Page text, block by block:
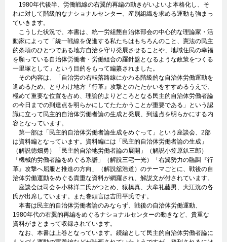
1980年代後半、労働戦線の右翼的再編の動きがいよいよ本格化し、そ
れに対して階級的なナショナルセンター、産別組織を求める運動も強まっ
ていきます。
こうした状況で、本書は、統一労組懇自治体部会の中心的な理論家・活
動家によって「統一戦線を促進する私たちはもちろんのこと、憲法の民主
的条項のひとつである地方自治を守り発展させることや、地域住民の幸福
を願っている自治体労働者・労働組合の羅針盤となるような政策をつくる
一里塚として」という目的をもって編纂されました。
その内容は、「自治労の右転落路線にかわる階級的な自治体労働運動を
進めるため、とりわけ地方『行革』攻撃とのたたかいをすすめるうえで、
極めて重要な位置を占め、理論的よりどころとなる民主的自治体労働者論
の今日までの到達点を明らかにしてたたかうことが重要である」という認
識に立って民主的自治体労働者論の生成と発展、到達点を明らかにする内
容となっています。
第一部は「民主的自治体労働者論生成をめぐって」という座談会、2部
は資料編となっています。資料編には「民主的自治体労働者論の生成」
（解説徳畑勇）「民主的自治地労働者論の展開」（解説小笠原釟三郎）
「機械的労働者論をめぐる系譜」（解説三宅一光）「右翼勢力の臨調『行
革』攻撃へ屈服と推進の方向」（解説舘浩道）のテーマごとに、戦後の自
治体労働運動をめぐる貴重な資料が網羅され、解説文が付されています。
座談会は司会を小林洋二氏がつとめ、猿橋真、大牟礼藤男、大江洸の各
氏が出席しています。また巻頭言は吉田平氏です。
本書は民主的自治体労働者論のみならず、戦後の自治体労働運動、
1980年代の右翼的再編をめぐるナショナルセンターの動きなど、貴重な
資料がまとまって収録されています。
なお、本書は上巻となっています。続編として民主的自治体労働者論に